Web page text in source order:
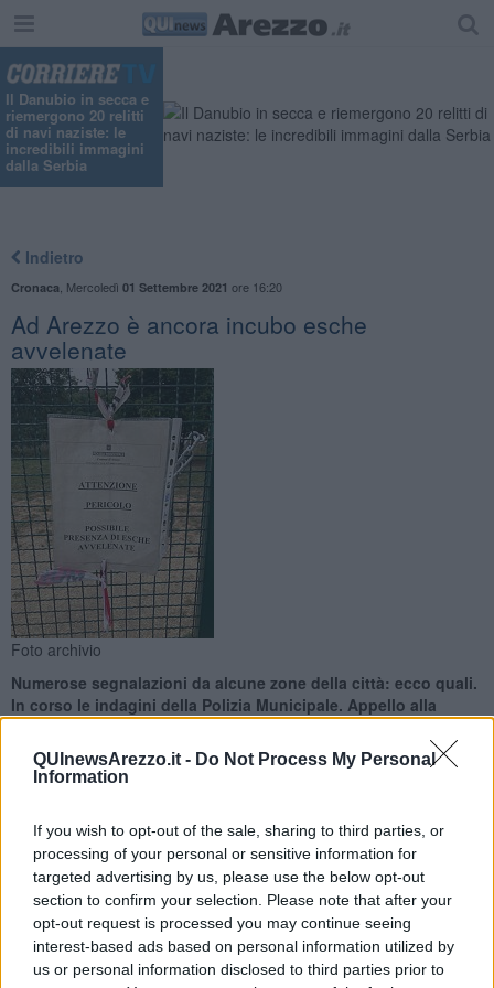
QUInewsArezzo.it - Do Not Process My Personal
Information
If you wish to opt-out of the sale, sharing to third parties, or
processing of your personal or sensitive information for
targeted advertising by us, please use the below opt-out
section to confirm your selection. Please note that after your
opt-out request is processed you may continue seeing
interest-based ads based on personal information utilized by
us or personal information disclosed to third parties prior to
Il Danubio in secca e
riemergono 20 relitti
di navi naziste: le
incredibili immagini
dalla Serbia
Indietro
Cronaca Mercoledì 01 Settembre 2021 ore 16:20
Ad Arezzo è ancora incubo esche
avvelenate
Foto archivio
Numerose segnalazioni da alcune zone della città: ecco quali.
In corso le indagini della Polizia Municipale. Appello alla
massima attenzione
AREZZO —“Da più parti, e concentrate negli ultimi giorni,
pervenute varie segnalazioni di spargimento di bocconi
avvelenati.Disseminare esche tossiche col solo fine di fare del
male agli animali è un gesto vile e riprovevole, oltre che costituire
reato". A dare notizia, di questo inaccettabile fenomeno che non
accenna a placarsi, è direttamente l'assessore comunale Giovanna